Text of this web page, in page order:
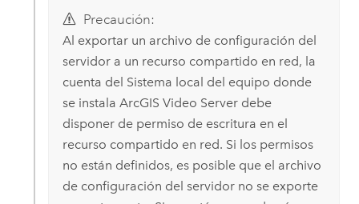
Precaución:
Al exportar un archivo de configuración del
servidor a un recurso compartido en red, la
cuenta del Sistema local del equipo donde
se instala ArcGIS Video Serverdebe
disponer de permiso de escritura en el
recurso compartido en red. Si los permisos
no están definidos, es posible que el archivo
de configuración del servidor no se exporte